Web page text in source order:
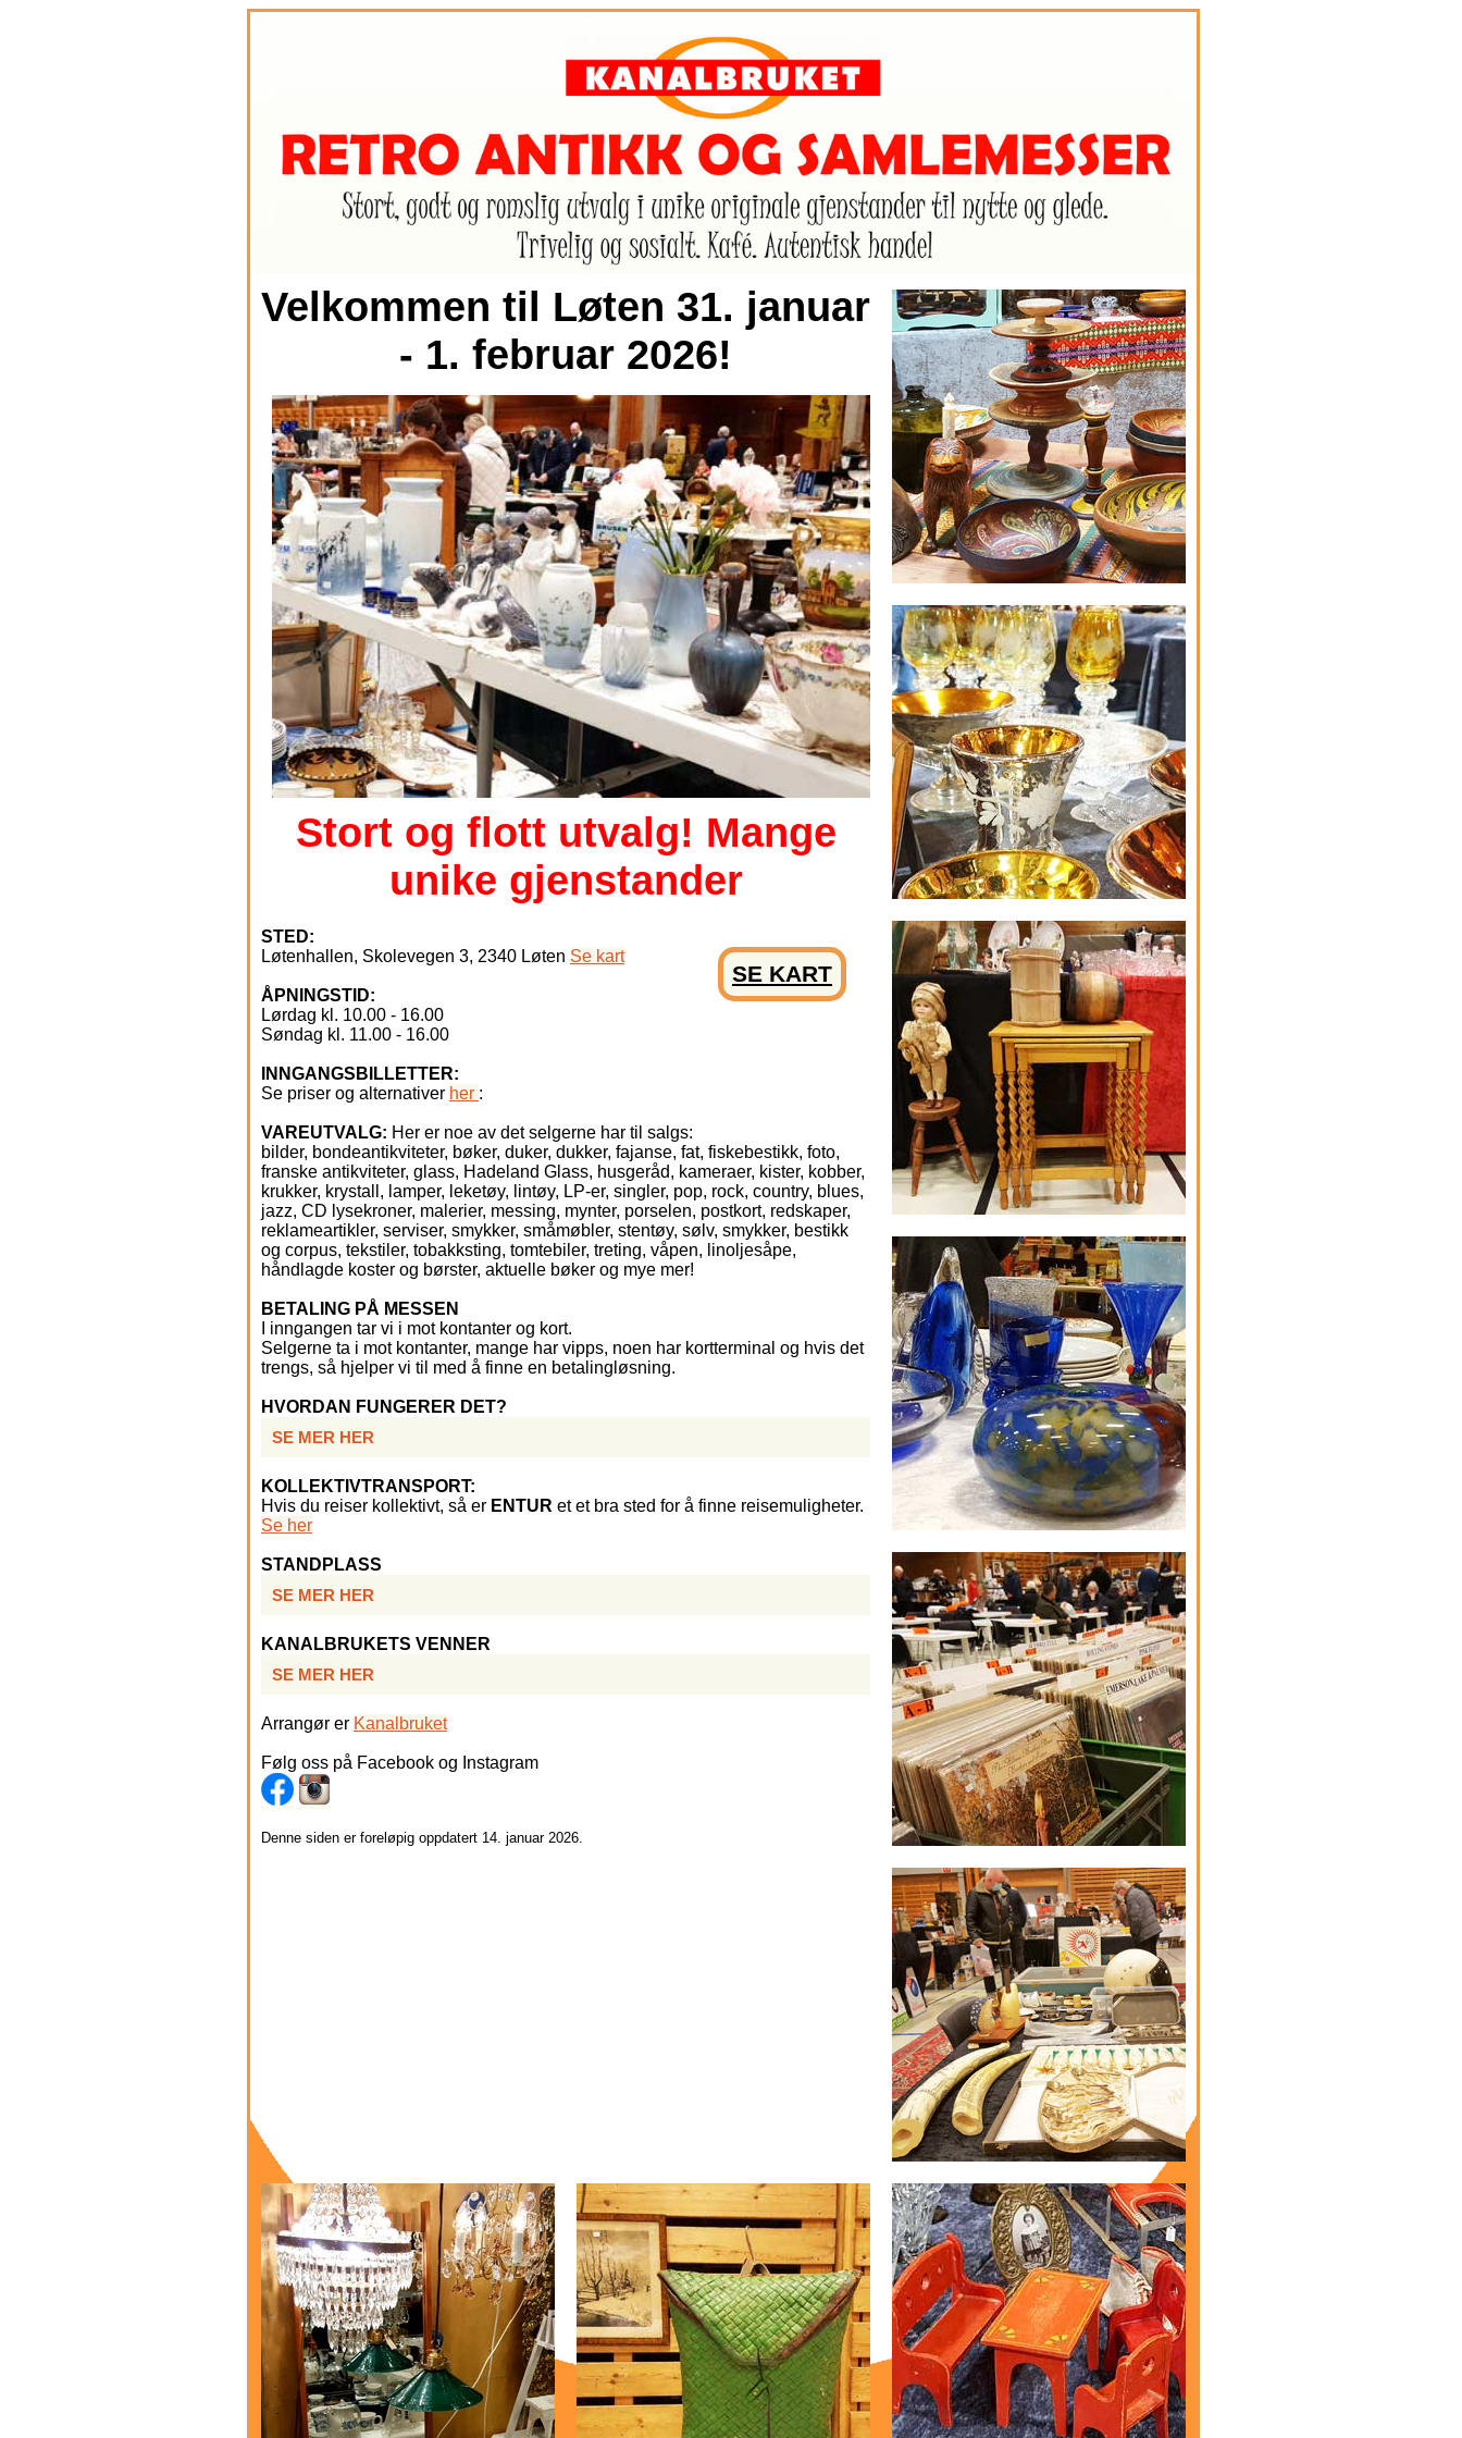
Velkommen til Løten 31. januar
- 1. februar 2026!
Stort og flott utvalg! Mange
unike gjenstander
STED:
SE KART
Løtenhallen, Skolevegen 3, 2340 Løten Se kart
ÅPNINGSTID:
Lørdag kl. 10.00 - 16.00
Søndag kl. 11.00 - 16.00
INNGANGSBILLETTER:
Se priser og alternativer her :
VAREUTVALG: Her er noe av det selgerne har til salgs:
bilder, bondeantikviteter, bøker, duker, dukker, fajanse, fat, fiskebestikk, foto,
franske antikviteter, glass, Hadeland Glass, husgeråd, kameraer, kister, kobber,
krukker, krystall, lamper, leketøy, lintøy, LP-er, singler, pop, rock, country, blues,
jazz, CD lysekroner, malerier, messing, mynter, porselen, postkort, redskaper,
reklameartikler, serviser, smykker, småmøbler, stentøy, sølv, smykker, bestikk
og corpus, tekstiler, tobakksting, tomtebiler, treting, våpen, linoljesåpe,
håndlagde koster og børster, aktuelle bøker og mye mer!
BETALING PÅ MESSEN
I inngangen tar vi i mot kontanter og kort.
Selgerne ta i mot kontanter, mange har vipps, noen har kortterminal og hvis det
trengs, så hjelper vi til med å finne en betalingløsning.
HVORDAN FUNGERER DET?
SE MER HER
KOLLEKTIVTRANSPORT:
Hvis du reiser kollektivt, så er ENTUR et et bra sted for å finne reisemuligheter.
Se her
STANDPLASS
SE MER HER
KANALBRUKETS VENNER
SE MER HER
Arrangør er Kanalbruket
Følg oss på Facebook og Instagram
Denne siden er foreløpig oppdatert 14. januar 2026.